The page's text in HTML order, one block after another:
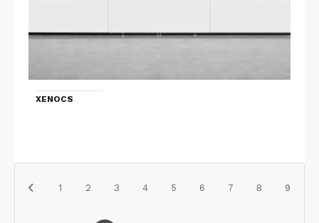
XENOCS
1 2 3 4 5 6 7 8 9